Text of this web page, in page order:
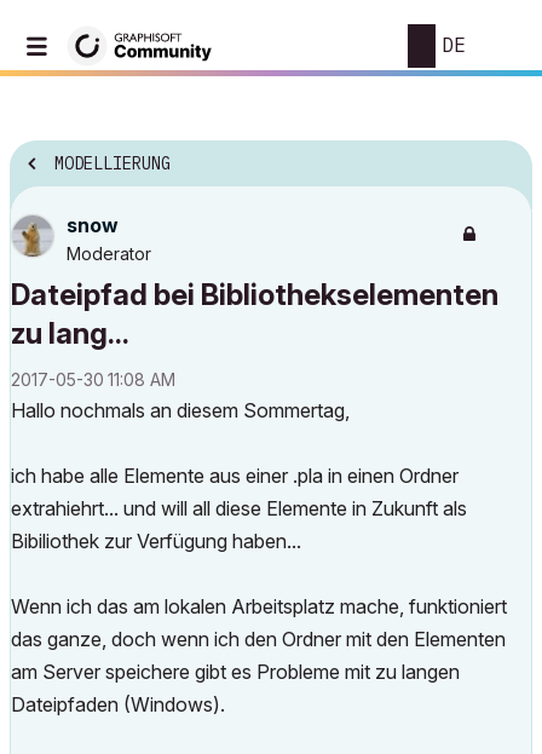
DE
MODELLIERUNG
snow
Moderator
Dateipfad bei Bibliothekselementen
zu lang...
‎2017-05-30 11:08 AM
Hallo nochmals an diesem Sommertag,
ich habe alle Elemente aus einer .pla in einen Ordner
extrahiehrt... und will all diese Elemente in Zukunft als
Bibiliothek zur Verfügung haben...
Wenn ich das am lokalen Arbeitsplatz mache, funktioniert
das ganze, doch wenn ich den Ordner mit den Elementen
am Server speichere gibt es Probleme mit zu langen
Dateipfaden (Windows).